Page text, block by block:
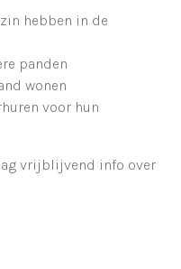
hebben in de
panden
wonen
voor hun
vrijblijvend info over